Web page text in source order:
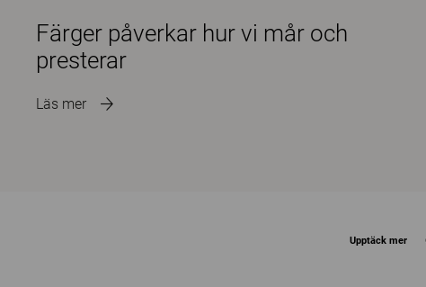
Färger påverkar hur vi mår och
presterar
Läs mer
Upptäck mer